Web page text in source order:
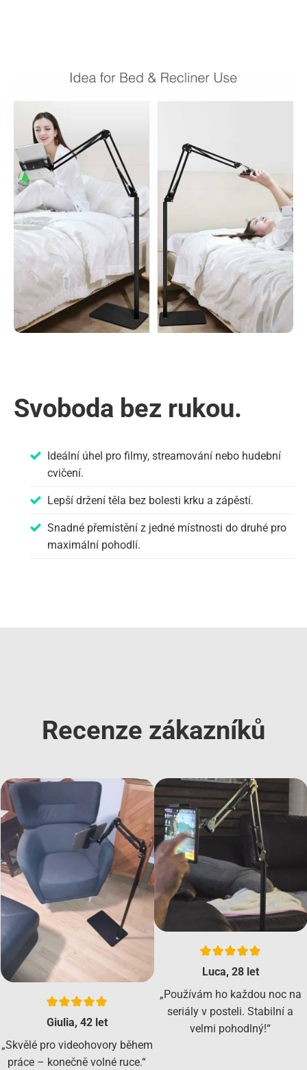
Svoboda bez rukou.
Ideální úhel pro filmy, streamování nebo hudební
cvičení.
Lepší držení těla bez bolesti krku a zápěstí.
Snadné přemístění z jedné místnosti do druhé pro
maximální pohodlí.
Recenze zákazníků
Giulia, 42 let
„Skvělé pro videohovory během
práce – konečně volné ruce.“
Luca, 28 let
„Používám ho každou noc na
seriály v posteli. Stabilní a
velmi pohodlný!“